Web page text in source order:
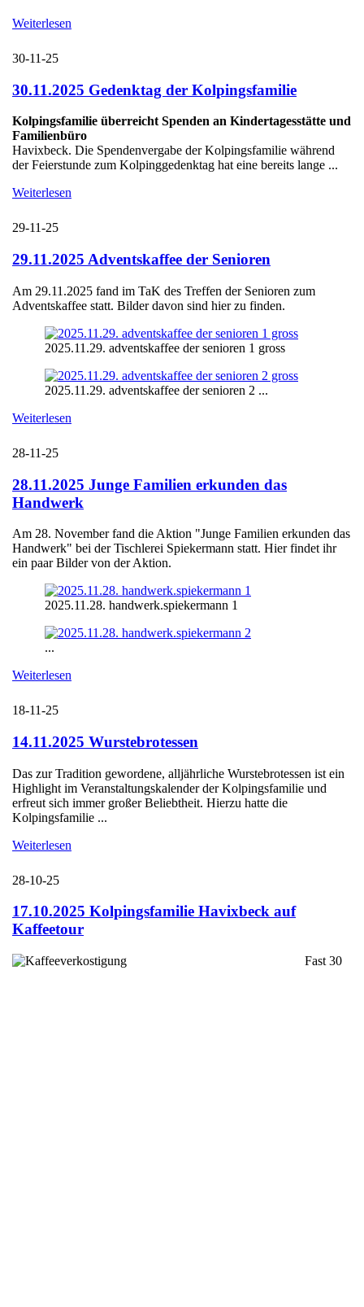
Weiterlesen
30-11-25
30.11.2025 Gedenktag der Kolpingsfamilie
Kolpingsfamilie überreicht Spenden an Kindertagesstätte und
Familienbüro
Havixbeck. Die Spendenvergabe der Kolpingsfamilie während
der Feierstunde zum Kolpinggedenktag hat eine bereits lange ...
Weiterlesen
29-11-25
29.11.2025 Adventskaffee der Senioren
Am 29.11.2025 fand im TaK des Treffen der Senioren zum
Adventskaffee statt. Bilder davon sind hier zu finden.
2025.11.29. adventskaffee der senioren 1 gross
2025.11.29. adventskaffee der senioren 2 ...
Weiterlesen
28-11-25
28.11.2025 Junge Familien erkunden das
Handwerk
Am 28. November fand die Aktion "Junge Familien erkunden das
Handwerk" bei der Tischlerei Spiekermann statt. Hier findet ihr
ein paar Bilder von der Aktion.
2025.11.28. handwerk.spiekermann 1
...
Weiterlesen
18-11-25
14.11.2025 Wurstebrotessen
Das zur Tradition gewordene, alljährliche Wurstebrotessen ist ein
Highlight im Veranstaltungskalender der Kolpingsfamilie und
erfreut sich immer großer Beliebtheit. Hierzu hatte die
Kolpingsfamilie ...
Weiterlesen
28-10-25
17.10.2025 Kolpingsfamilie Havixbeck auf
Kaffeetour
Fast 30